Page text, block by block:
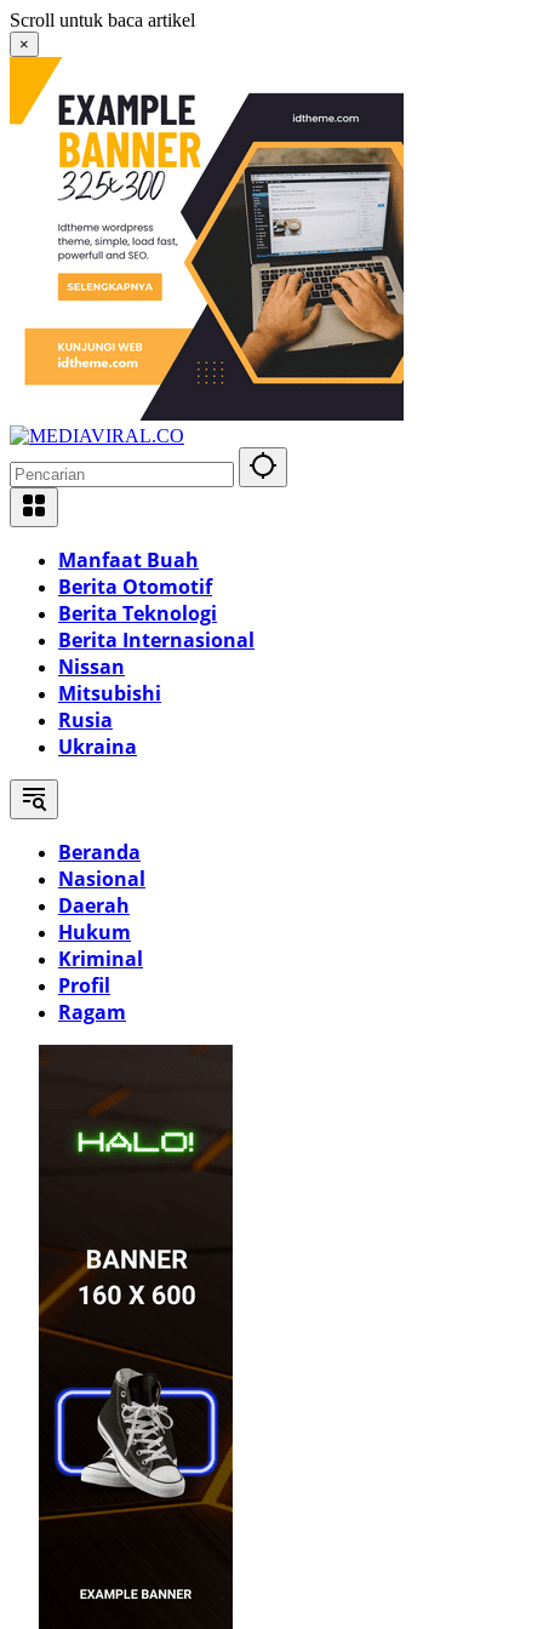
Langsung
ke
konten
Scroll untuk baca artikel
×
Manfaat Buah
Berita Otomotif
Berita Teknologi
Berita Internasional
Nissan
Mitsubishi
Rusia
Ukraina
Beranda
Nasional
Daerah
Hukum
Kriminal
Profil
Ragam